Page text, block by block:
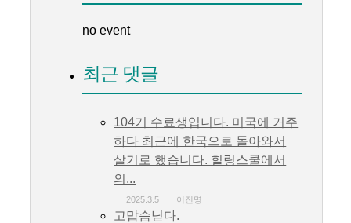
no event
최근 댓글
104기 수료생입니다. 미국에 거주
하다 최근에 한국으로 돌아와서
살기로 했습니다. 힐링스쿨에서
의...
2025.3.5 이진명
고맙슴닏다.